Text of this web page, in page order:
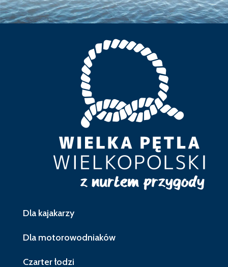
Dla kajakarzy
Dla motorowodniaków
Czarter łodzi